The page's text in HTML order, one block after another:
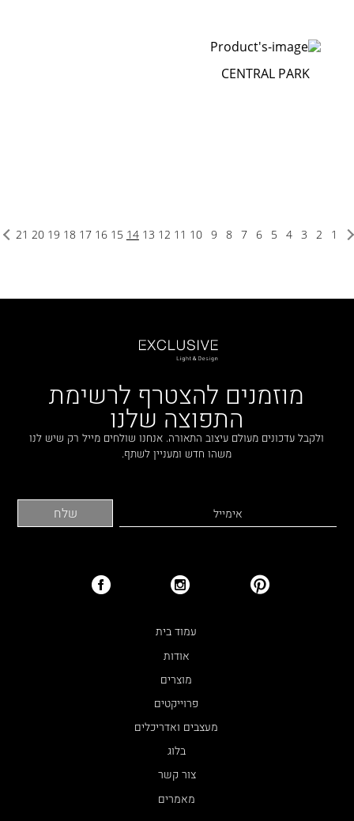
CENTRAL PARK
1
2
3
4
5
6
7
8
9
10
11
12
13
14
15
16
17
18
19
20
21
מוזמנים להצטרף לרשימת
התפוצה שלנו
ולקבל עדכונים מעולם עיצוב התאורה. אנחנו שולחים מייל רק שיש לנו
משהו חדש ומעניין לשתף.
עמוד בית
אודות
מוצרים
פרוייקטים
מעצבים ואדריכלים
בלוג
צור קשר
מאמרים